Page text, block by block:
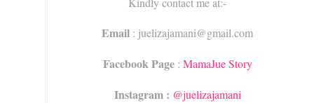
Email : juelizajamani@gmail.com
Facebook Page: MamaJue Story
Instagram : @juelizajamani